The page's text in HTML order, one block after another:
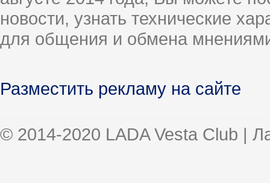
новости, узнать технические
для общения и обмена
Разместить рекламу на сайте
© 2014-2020 LADA Vesta Club |